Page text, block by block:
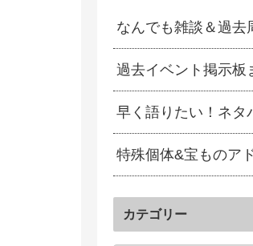
なんでも雑談＆過去
過去イベント掲示板
早く語りたい！ネタ
特殊個体&宝ものア
カテゴリー